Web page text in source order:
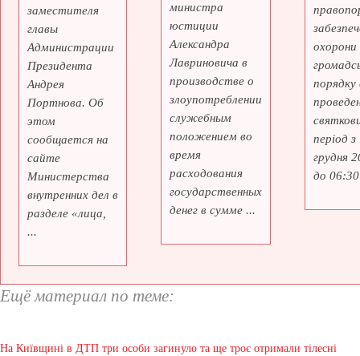
заместителя
главы
Администрации
Президента
Андрея
Портнова. Об
этом
сообщается на
сайте
Министерства
внутренних дел в
разделе «лица,
...
министра
юстиции
Александра
Лавриновича в
производстве о
злоупотреблении
служебным
положением во
время
расходования
государственных
денег в сумме ...
охорони
порядку
період
грудня
до
Ещё материал по теме:
На Київщині в ДТП три особи загинуло та ще троє отримали тілесні